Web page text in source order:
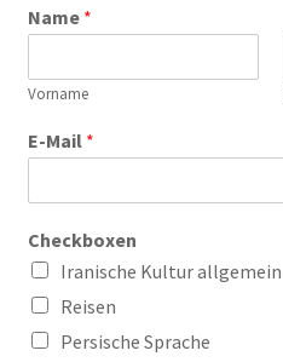
Name *
Vorname
E-Mail *
Checkboxen
Iranische Kultur allgemein
Reisen
Persische Sprache